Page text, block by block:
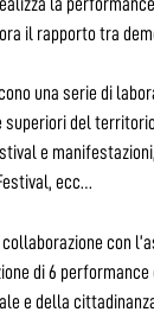
la
il rapporto tra
una serie di
del
e
ecc…
con
di 6
e della